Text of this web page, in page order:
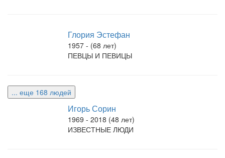
Глория Эстефан
1957 - (68 лет)
ПЕВЦЫ И ПЕВИЦЫ
... еще 168 людей
Игорь Сорин
1969 - 2018 (48 лет)
ИЗВЕСТНЫЕ ЛЮДИ